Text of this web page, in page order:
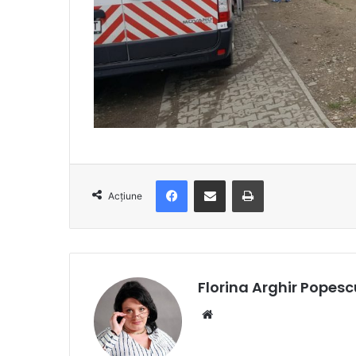
Acțiune
FacebookDistribuie prin e-mail Imprimare
Florina Arghir